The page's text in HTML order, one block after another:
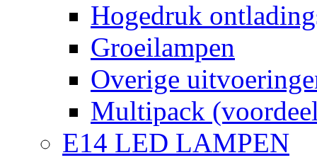
Hogedruk
Groeilampen
Overige
Multipack
E14 LED LAMPEN